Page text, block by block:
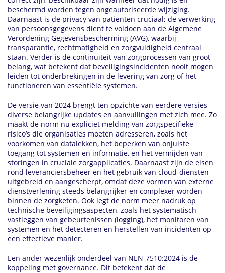
beschermd worden tegen ongeautoriseerde wijziging.
Daarnaast is de privacy van patiënten cruciaal; de verwerking
van persoonsgegevens dient te voldoen aan de Algemene
Verordening Gegevensbescherming (AVG), waarbij
transparantie, rechtmatigheid en zorgvuldigheid centraal
staan. Verder is de continuïteit van zorgprocessen van groot
belang, wat betekent dat beveiligingsincidenten nooit mogen
leiden tot onderbrekingen in de levering van zorg of het
functioneren van essentiële systemen.
De versie van 2024 brengt ten opzichte van eerdere versies
diverse belangrijke updates en aanvullingen met zich mee. Zo
maakt de norm nu expliciet melding van zorgspecifieke
risico’s die organisaties moeten adresseren, zoals het
voorkomen van datalekken, het beperken van onjuiste
toegang tot systemen en informatie, en het vermijden van
storingen in cruciale zorgapplicaties. Daarnaast zijn de eisen
rond leveranciersbeheer en het gebruik van cloud-diensten
uitgebreid en aangescherpt, omdat deze vormen van externe
dienstverlening steeds belangrijker en complexer worden
binnen de zorgketen. Ook legt de norm meer nadruk op
technische beveiligingsaspecten, zoals het systematisch
vastleggen van gebeurtenissen (logging), het monitoren van
systemen en het detecteren en herstellen van incidenten op
een effectieve manier.
Een ander wezenlijk onderdeel van NEN-7510:2024 is de
koppeling met governance. Dit betekent dat de